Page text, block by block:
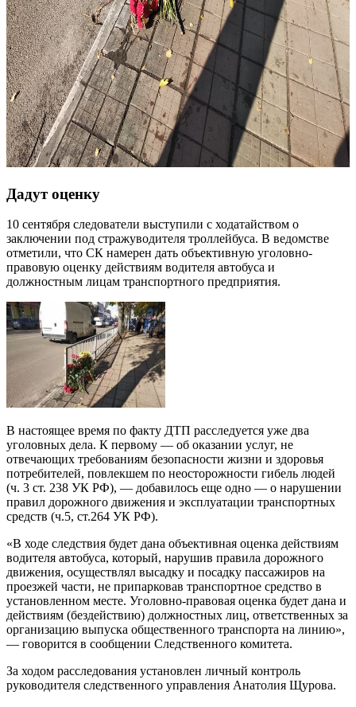
Дадут оценку
10 сентября следователи выступили с ходатайством о
заключении под стражуводителя троллейбуса. В ведомстве
отметили, что СК намерен дать объективную уголовно-
правовую оценку действиям водителя автобуса и
должностным лицам транспортного предприятия.
В настоящее время по факту ДТП расследуется уже два
уголовных дела. К первому — об оказании услуг, не
отвечающих требованиям безопасности жизни и здоровья
потребителей, повлекшем по неосторожности гибель людей
(ч. 3 ст. 238 УК РФ), — добавилось еще одно — о нарушении
правил дорожного движения и эксплуатации транспортных
средств (ч.5, ст.264 УК РФ).
«В ходе следствия будет дана объективная оценка действиям
водителя автобуса, который, нарушив правила дорожного
движения, осуществлял высадку и посадку пассажиров на
проезжей части, не припарковав транспортное средство в
установленном месте. Уголовно-правовая оценка будет дана и
действиям (бездействию) должностных лиц, ответственных за
организацию выпуска общественного транспорта на линию»,
— говорится в сообщении Следственного комитета.
За ходом расследования установлен личный контроль
руководителя следственного управления Анатолия Щурова.